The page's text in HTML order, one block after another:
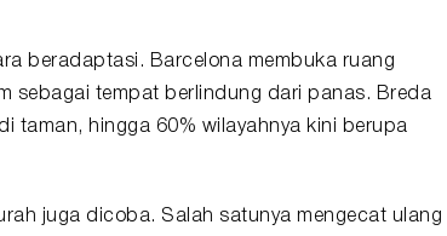
beradaptasi. Barcelona membuka ruang
sebagai tempat berlindung dari panas. Breda
taman, hingga 60% wilayahnya kini berupa
juga dicoba. Salah satunya mengecat ulang